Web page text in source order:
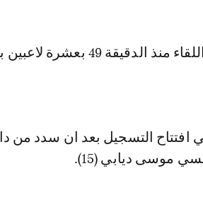
وأكمل الاتحاد اللقاء منذ
افتتاح التسجيل بعد ان سدد من
موسى ديابي (15).